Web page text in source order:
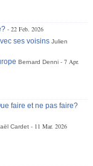
22 Feb. 2026
ses voisins Julien
Bernard Denni
7 Apr.
faire et ne pas faire?
Cardet
11 Mar. 2026